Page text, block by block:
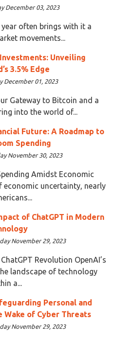
December 03, 2023
often brings with it a
movements...
Unveiling
3.5% Edge
December 01, 2023
Gateway to Bitcoin and a
into the world of...
Future: A Roadmap to
Spending
November 30, 2023
Amidst Economic
economic uncertainty, nearly
of ChatGPT in Modern
November 29, 2023
Revolution OpenAI’s
landscape of technology
a...
Personal and
Wake of Cyber Threats
November 29, 2023